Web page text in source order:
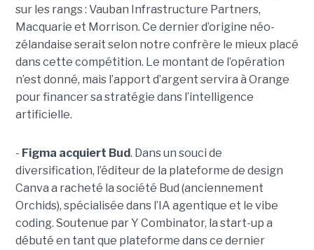
sur les rangs : Vauban Infrastructure Partners,
Macquarie et Morrison. Ce dernier d’origine néo-
zélandaise serait selon notre confrère le mieux placé
dans cette compétition. Le montant de l’opération
n’est donné, mais l’apport d’argent servira à Orange
pour financer sa stratégie dans l’intelligence
artificielle.
- Figma acquiert Bud. Dans un souci de
diversification, l’éditeur de la plateforme de design
Canva a racheté la société Bud (anciennement
Orchids), spécialisée dans l’IA agentique et le vibe
coding. Soutenue par Y Combinator, la start-up a
débuté en tant que plateforme dans ce dernier